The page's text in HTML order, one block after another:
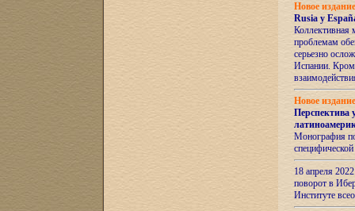
Новое
Rusia y
Коллективная
проблемам
серьезно
Испании.
Новое
Перспектива
Монография
18 апреля
поворот в
Институте